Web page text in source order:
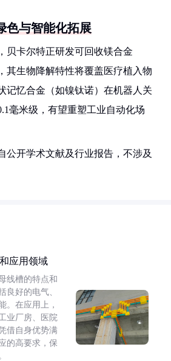
色与智能化拓展
贝卡尔特正研发可回收镁合金
其生物降解特性将覆盖医疗植入物
记忆合金（如镍钛诺）在机器人关
毫米级，有望重塑工业自动化场
公开学术文献及行业报告，不涉及
应用领域
线槽的特点和
良好的电气、
。在应用上，
业厂房、医院
借自身优势满
的高要求，保